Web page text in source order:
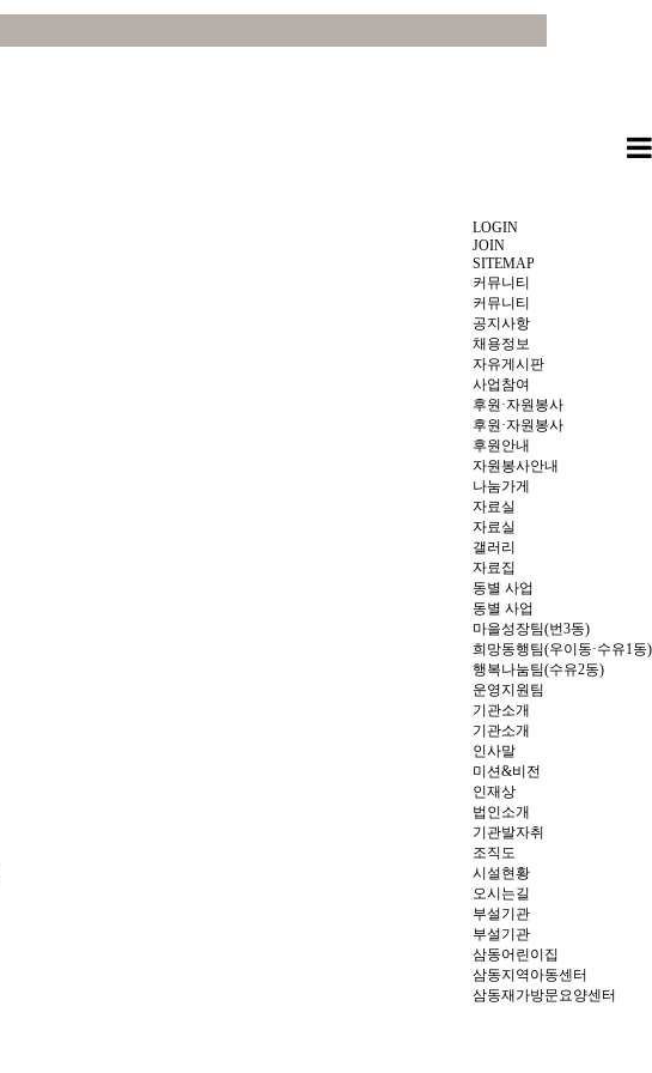
LOGIN
JOIN
SITEMAP
커뮤니티
커뮤니티
공지사항
채용정보
자유게시판
사업참여
후원·자원봉사
후원·자원봉사
후원안내
자원봉사안내
나눔가게
자료실
자료실
갤러리
자료집
동별 사업
동별 사업
마을성장팀(번3동)
희망동행팀(우이동·수유1동)
행복나눔팀(수유2동)
운영지원팀
기관소개
기관소개
인사말
미션&비전
인재상
법인소개
기관발자취
조직도
시설현황
오시는길
부설기관
부설기관
삼동어린이집
삼동지역아동센터
삼동재가방문요양센터